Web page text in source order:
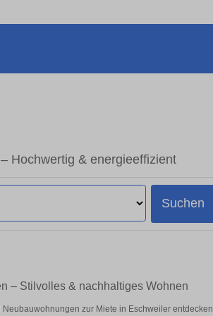
Hochwertig & energieeffizient
Suchen
– Stilvolles & nachhaltiges Wohnen
zur Miete in Eschweiler entdecken.